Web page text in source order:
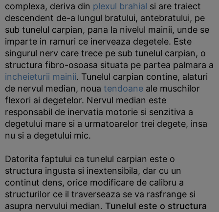
complexa, deriva din plexul brahial si are traiect
descendent de-a lungul bratului, antebratului, pe
sub tunelul carpian, pana la nivelul mainii, unde se
imparte in ramuri ce inerveaza degetele. Este
singurul nerv care trece pe sub tunelul carpian, o
structura fibro-osoasa situata pe partea palmara a
incheieturii mainii. Tunelul carpian contine, alaturi
de nervul median, noua tendoane ale muschilor
flexori ai degetelor. Nervul median este
responsabil de inervatia motorie si senzitiva a
degetului mare si a urmatoarelor trei degete, insa
nu si a degetului mic.
Datorita faptului ca tunelul carpian este o
structura ingusta si inextensibila, dar cu un
continut dens, orice modificare de calibru a
structurilor ce il traverseaza se va rasfrange si
asupra nervului median. Tunelul este o structura